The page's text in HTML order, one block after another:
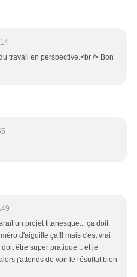
travail en perspective.<br /> Bon
un projet titanesque... ça doit
d'aiguille ça!!! mais c'est vrai
être super pratique... et je
j'attends de voir le résultat bien